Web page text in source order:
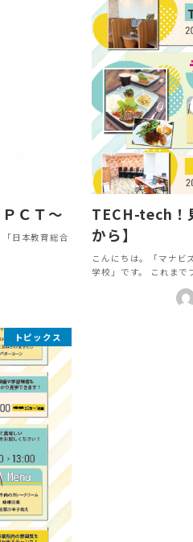
ＣＴ～
日本教育総合
TECH-tech！
から】
こんにちは。「マナビ
学校」です。 これま
トピックス